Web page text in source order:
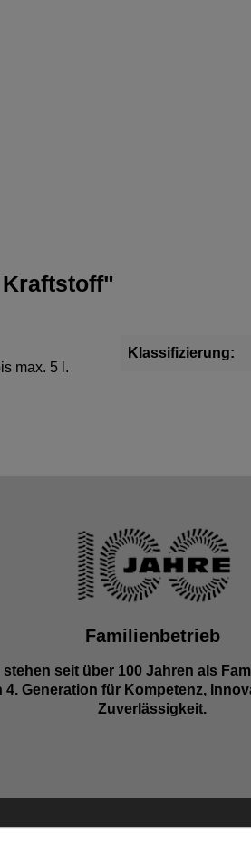
max. 5 l.
Klassifizierung:
Familienbetrieb
stehen seit über 100 Jahren als
4. Generation für Kompetenz,
Zuverlässigkeit.